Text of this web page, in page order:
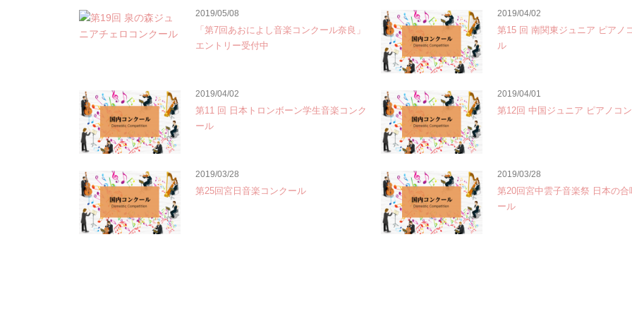
2019/05/08
「第7回あおによし音楽コンクール奈良」
エントリー受付中
2019/04/02
第15 回 南関東ジュニア ピアノ
ル
2019/04/02
第11 回 日本トロンボーン学生音楽コンク
ール
2019/04/01
第12回 中国ジュニア ピアノコ
2019/03/28
第25回宮日音楽コンクール
2019/03/28
第20回宮中雲子音楽祭 日本の合
ール